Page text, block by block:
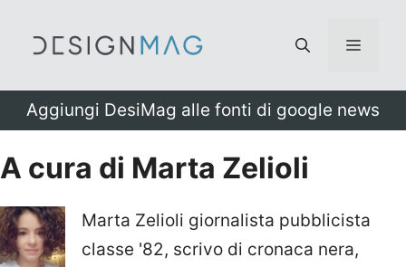
Menu
Aggiungi DesiMag alle fonti di google news
A cura di Marta Zelioli
Marta Zelioli giornalista pubblicista
classe '82, scrivo di cronaca nera,